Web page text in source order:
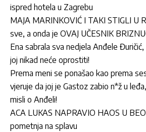
ispred hotela u Zagrebu
MAJA MARINKOVIĆ I TAKI STIGLI U
sve, a onda je OVAJ UČESNIK
Ena sabrala sva nedjela Anđele
joj nikad neće oprostiti!
Prema meni se ponašao kao prema
vjeruje da joj je Gastoz zabio n*ž u
misli o Anđeli!
ACA LUKAS NAPRAVIO HAOS U
pometnja na splavu